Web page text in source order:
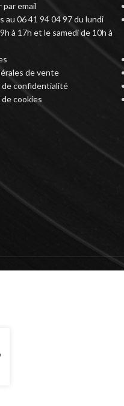
email
au 06 41 94 04 97 du lundi
à 17h et le samedi de 10h à
de vente
confidentialité
cookies